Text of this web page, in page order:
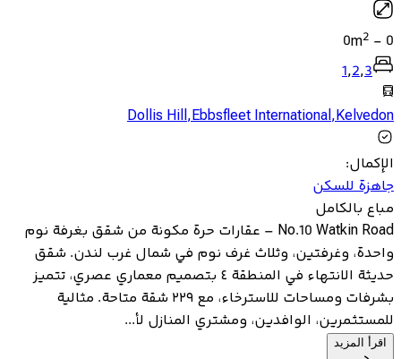
0
-
0m2
1,2,3
Dollis Hill,Ebbsfleet International,Kelvedon
الإكمال:
جاهزة للسكن
مباع بالكامل
No.10 Watkin Road – عقارات حرة مكونة من شقق بغرفة نوم
واحدة، وغرفتين، وثلاث غرف نوم في شمال غرب لندن. شقق
حديثة الانتهاء في المنطقة ٤ بتصميم معماري عصري، تتميز
بشرفات ومساحات للاسترخاء، مع ٢٢٩ شقة متاحة. مثالية
للمستثمرين، الوافدين، ومشتري المنازل لأ...
اقرأ المزيد